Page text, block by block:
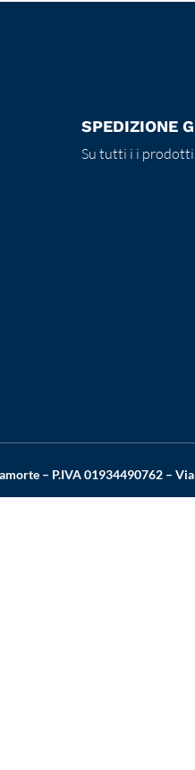
SPEDIZIONE
Su tutti i i prodotti
– P.IVA 01934490762 –